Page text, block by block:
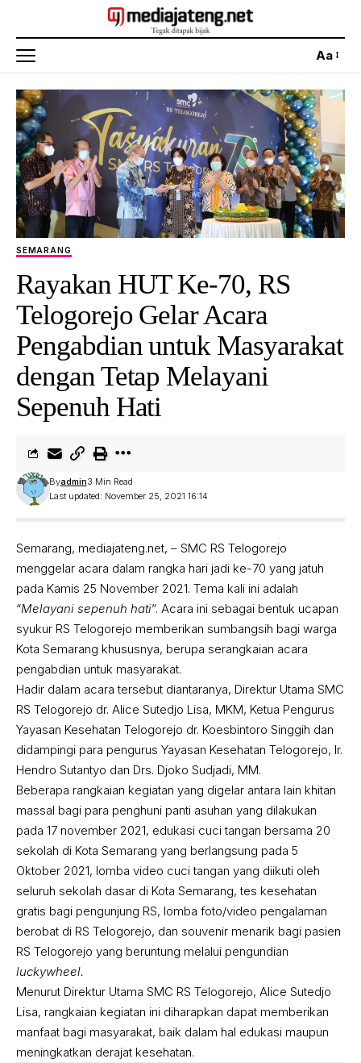
Aa
SEMARANG
Rayakan HUT Ke-70, RS
Telogorejo Gelar Acara
Pengabdian untuk Masyarakat
dengan Tetap Melayani
Sepenuh Hati
Last updated: November 25, 2021 16:14
Byadmin3 Min Read
Semarang, mediajateng.net, – SMC RS Telogorejo
menggelar acara dalam rangka hari jadi ke-70 yang jatuh
pada Kamis 25 November 2021. Tema kali ini adalah
“Melayani sepenuh hati”. Acara ini sebagai bentuk ucapan
syukur RS Telogorejo memberikan sumbangsih bagi warga
Kota Semarang khususnya, berupa serangkaian acara
pengabdian untuk masyarakat.
Hadir dalam acara tersebut diantaranya, Direktur Utama SMC
RS Telogorejo dr. Alice Sutedjo Lisa, MKM, Ketua Pengurus
Yayasan Kesehatan Telogorejo dr. Koesbintoro Singgih dan
didampingi para pengurus Yayasan Kesehatan Telogorejo, Ir.
Hendro Sutantyo dan Drs. Djoko Sudjadi, MM.
Beberapa rangkaian kegiatan yang digelar antara lain khitan
massal bagi para penghuni panti asuhan yang dilakukan
pada 17 november 2021, edukasi cuci tangan bersama 20
sekolah di Kota Semarang yang berlangsung pada 5
Oktober 2021, lomba video cuci tangan yang diikuti oleh
seluruh sekolah dasar di Kota Semarang, tes kesehatan
gratis bagi pengunjung RS, lomba foto/video pengalaman
berobat di RS Telogorejo, dan souvenir menarik bagi pasien
RS Telogorejo yang beruntung melalui pengundian
luckywheel.
Menurut Direktur Utama SMC RS Telogorejo, Alice Sutedjo
Lisa, rangkaian kegiatan ini diharapkan dapat memberikan
manfaat bagi masyarakat, baik dalam hal edukasi maupun
meningkatkan derajat kesehatan.